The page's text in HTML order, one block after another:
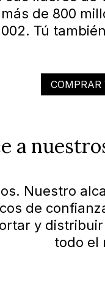
de 800
Tú
a
Nuestro
de
y
todo el